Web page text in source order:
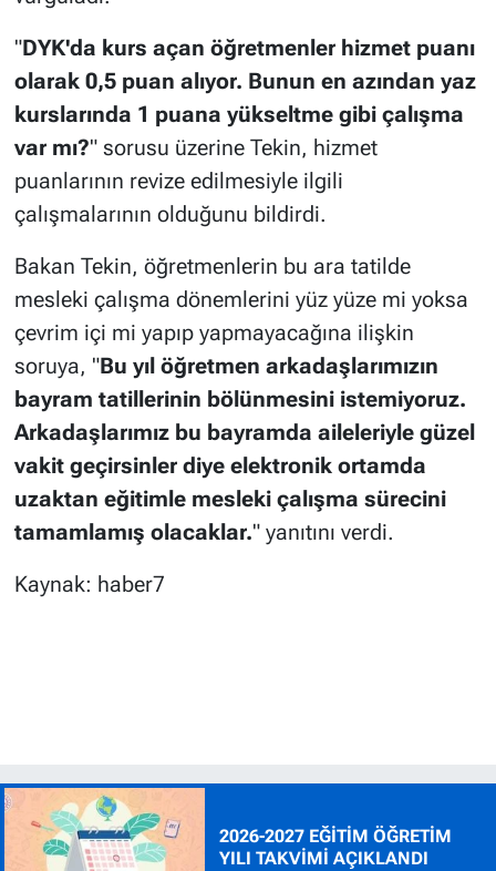
"DYK'da kurs açan öğretmenler hizmet puanı
olarak 0,5 puan alıyor. Bunun en azından yaz
kurslarında 1 puana yükseltme gibi çalışma
var mı?" sorusu üzerine Tekin, hizmet
puanlarının revize edilmesiyle ilgili
çalışmalarının olduğunu bildirdi.
Bakan Tekin, öğretmenlerin bu ara tatilde
mesleki çalışma dönemlerini yüz yüze mi yoksa
çevrim içi mi yapıp yapmayacağına ilişkin
soruya, "Bu yıl öğretmen arkadaşlarımızın
bayram tatillerinin bölünmesini istemiyoruz.
Arkadaşlarımız bu bayramda aileleriyle güzel
vakit geçirsinler diye elektronik ortamda
uzaktan eğitimle mesleki çalışma sürecini
tamamlamış olacaklar." yanıtını verdi.
Kaynak: haber7
2026-2027 EĞİTİM ÖĞRETİM
YILI TAKVİMİ AÇIKLANDI